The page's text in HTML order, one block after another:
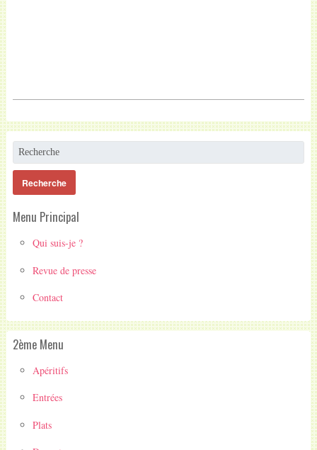
Menu Principal
Qui suis-je ?
Revue de presse
Contact
2ème Menu
Apéritifs
Entrées
Plats